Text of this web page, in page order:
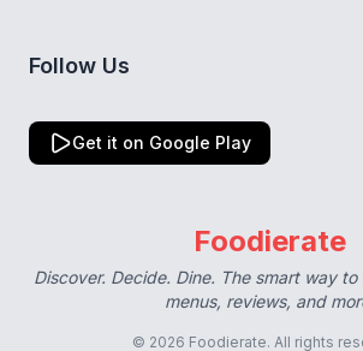
Follow Us
Get it on Google Play
Foodierate
Discover. Decide. Dine. The smart way
menus, reviews, and
© 2026 Foodierate. All rights